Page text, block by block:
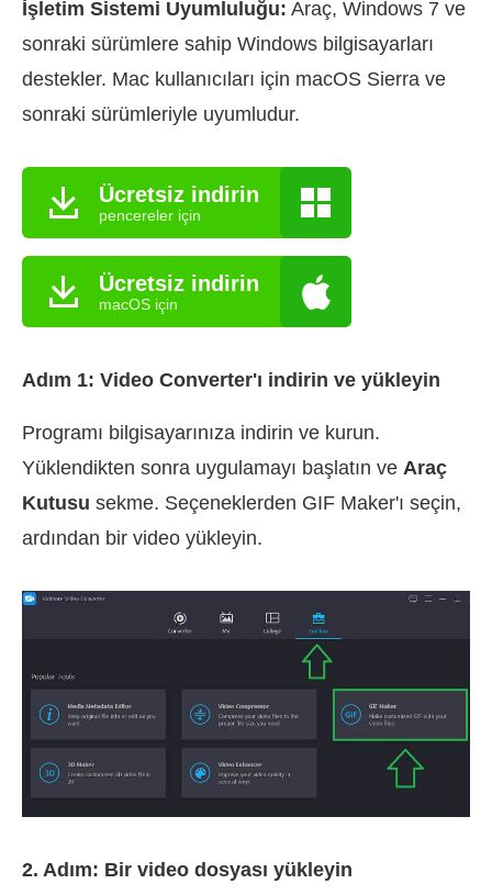
İşletim Sistemi Uyumluluğu: Araç, Windows 7 ve
sonraki sürümlere sahip Windows bilgisayarları
destekler. Mac kullanıcıları için macOS Sierra ve
sonraki sürümleriyle uyumludur.
Ücretsiz indirin
pencereler için
Ücretsiz indirin
macOS için
Adım 1: Video Converter'ı indirin ve yükleyin
Programı bilgisayarınıza indirin ve kurun.
Yüklendikten sonra uygulamayı başlatın ve Araç
Kutusu sekme. Seçeneklerden GIF Maker'ı seçin,
ardından bir video yükleyin.
2. Adım: Bir video dosyası yükleyin